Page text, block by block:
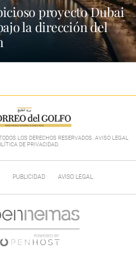
proyecto Dubai
la dirección del
LOS DERECHOS RESERVADOS. AVISO LEGAL
DE PRIVACIDAD.
PUBLICIDAD AVISO LEGAL